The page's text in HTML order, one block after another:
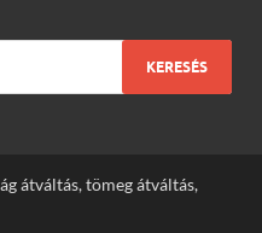
átváltás, tömeg átváltás,